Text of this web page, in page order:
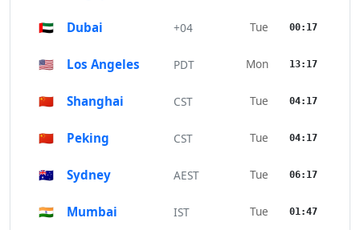
🇦🇪 Dubai +04 Tue 00:17
🇺🇸 Los Angeles PDT Mon 13:17
🇨🇳 Shanghai CST Tue 04:17
🇨🇳 Peking CST Tue 04:17
🇦🇺 Sydney AEST Tue 06:17
🇮🇳 Mumbai IST Tue 01:47